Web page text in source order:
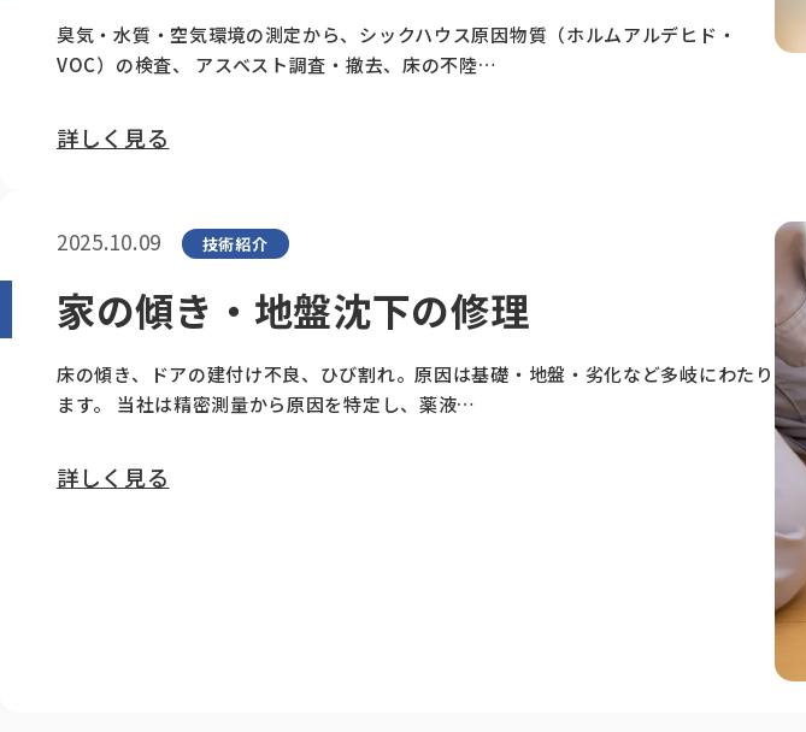
臭気・水質・空気環境の測定から、シックハウス原因物質（ホルムアルデヒド・
VOC）の検査、 アスベスト調査・撤去、床の不陸…
詳しく見る
2025.10.09 技術紹介
家の傾き・地盤沈下の修理
床の傾き、ドアの建付け不良、ひび割れ。原因は基礎・地盤・劣化など多岐にわたり
ます。 当社は精密測量から原因を特定し、薬液…
詳しく見る